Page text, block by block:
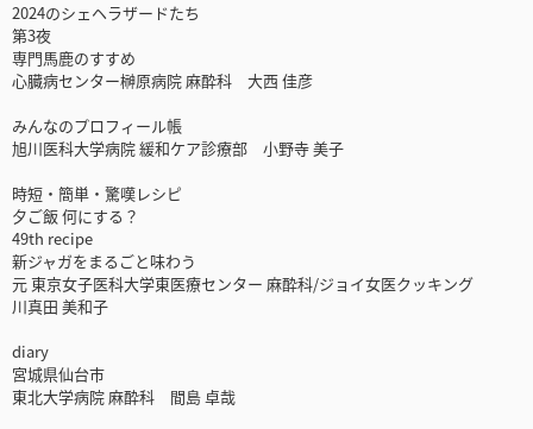
2024のシェヘラザードたち
第3夜
専門馬鹿のすすめ
心臓病センター榊原病院 麻酔科 大西 佳彦
みんなのプロフィール帳
旭川医科大学病院 緩和ケア診療部 小野寺 美子
時短・簡単・驚嘆レシピ
夕ご飯 何にする？
49th recipe
新ジャガをまるごと味わう
元 東京女子医科大学東医療センター 麻酔科/ジョイ女医クッキング
川真田 美和子
diary
宮城県仙台市
東北大学病院 麻酔科 間島 卓哉